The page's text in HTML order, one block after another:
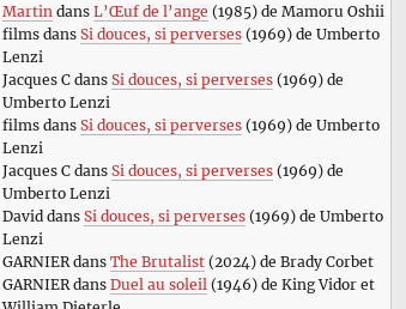
Martin dans L’Œuf de l’ange (1985) de Mamoru Oshii
filmsdans Si douces, si perverses(1969) de Umberto
Lenzi
Jacques Cdans Si douces, si perverses(1969) de
Umberto Lenzi
filmsdans Si douces, si perverses(1969) de Umberto
Lenzi
Jacques Cdans Si douces, si perverses(1969) de
Umberto Lenzi
David dans Si douces, si perverses(1969) de Umberto
Lenzi
GARNIERdans The Brutalist(2024) de Brady Corbet
GARNIERdans Duel au soleil (1946) de King Vidor et